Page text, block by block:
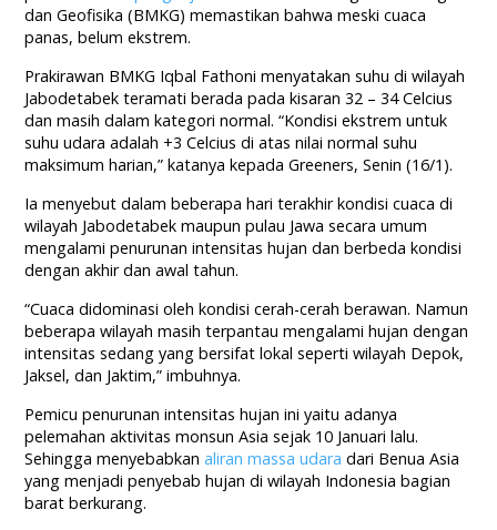
dan Geofisika (BMKG) memastikan bahwa meski cuaca
panas, belum ekstrem.
Prakirawan BMKG Iqbal Fathoni menyatakan suhu di wilayah
Jabodetabek teramati berada pada kisaran 32 – 34 Celcius
dan masih dalam kategori normal. “Kondisi ekstrem untuk
suhu udara adalah +3 Celcius di atas nilai normal suhu
maksimum harian,” katanya kepada Greeners, Senin (16/1).
Ia menyebut dalam beberapa hari terakhir kondisi cuaca di
wilayah Jabodetabek maupun pulau Jawa secara umum
mengalami penurunan intensitas hujan dan berbeda kondisi
dengan akhir dan awal tahun.
“Cuaca didominasi oleh kondisi cerah-cerah berawan. Namun
beberapa wilayah masih terpantau mengalami hujan dengan
intensitas sedang yang bersifat lokal seperti wilayah Depok,
Jaksel, dan Jaktim,” imbuhnya.
Pemicu penurunan intensitas hujan ini yaitu adanya
pelemahan aktivitas monsun Asia sejak 10 Januari lalu.
Sehingga menyebabkanaliran massa udara dari Benua Asia
yang menjadi penyebab hujan di wilayah Indonesia bagian
barat berkurang.